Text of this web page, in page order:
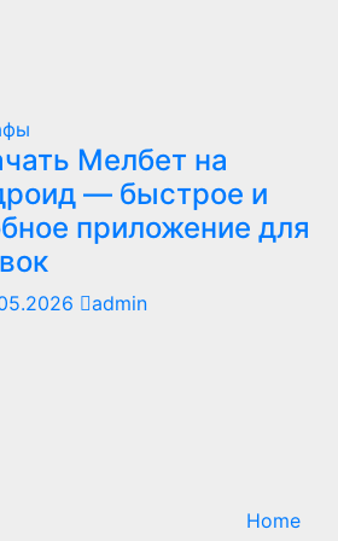
Мелбет на
— быстрое и
приложение для
admin
Home